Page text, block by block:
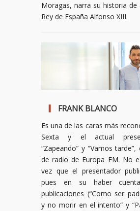
Moragas, narra su historia
Rey de España Alfonso XIII.
FRANK BLANCO
Es una de las caras más
Sexta y el actual
“Zapeando” y “Vamos
de radio de Europa FM. No
vez que el presentador
pues en su haber
publicaciones (“Como ser
y no morir en el intento” y